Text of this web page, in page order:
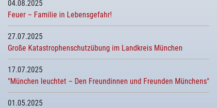
04.08.2025
Feuer – Familie in Lebensgefahr!
27.07.2025
Große Katastrophenschutzübung im Landkreis München
17.07.2025
"München leuchtet – Den Freundinnen und Freunden Münchens"
01.05.2025